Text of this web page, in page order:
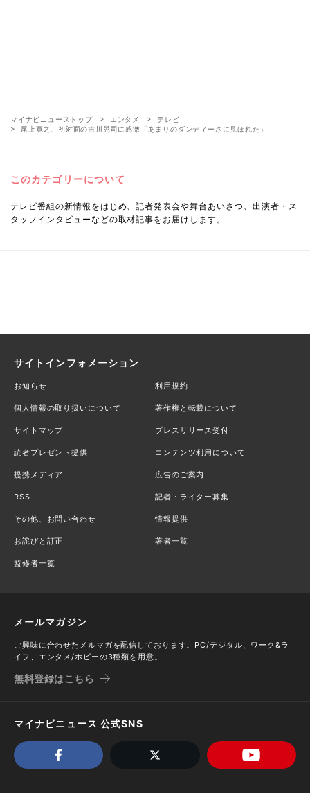
マイナビニューストップ エンタメ
テレビ
尾上寛之、初対面の吉川晃司に感激「あまりのダンディーさに見ほれた」
このカテゴリーについて
テレビ番組の新情報をはじめ、記者発表会や舞台あいさつ、出演者・ス
タッフインタビューなどの取材記事をお届けします。
サイトインフォメーション
お知らせ 利用規約
個人情報の取り扱いについて 著作権と転載について
サイトマップ プレスリリース受付
読者プレゼント提供 コンテンツ利用について
提携メディア 広告のご案内
RSS 記者・ライター募集
その他、お問い合わせ 情報提供
お詫びと訂正 著者一覧
監修者一覧
メールマガジン
ご興味に合わせたメルマガを配信しております。PC/デジタル、ワーク&ラ
イフ、エンタメ/ホビーの3種類を用意。
無料登録はこちら
マイナビニュース 公式SNS